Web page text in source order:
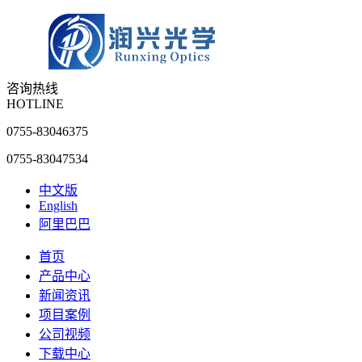
咨询热线
HOTLINE
0755-83046375
0755-83047534
中文版
English
阿里巴巴
首页
产品中心
新闻资讯
项目案例
公司视频
下载中心